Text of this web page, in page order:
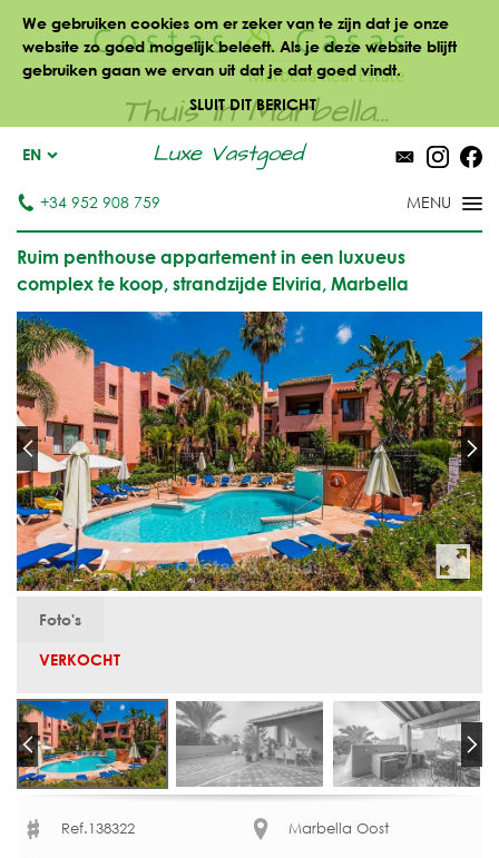
We gebruiken cookies om er zeker van te zijn dat je onze
website zo goed mogelijk beleeft. Als je deze website blijft
gebruiken gaan we ervan uit dat je dat goed vindt.
SLUIT DIT BERICHT
Thuis in Marbella...
Luxe Vastgoed
EN
+34 952 908 759
Ruim penthouse appartement in een luxueus
complex te koop, strandzijde Elviria, Marbella
Foto's
VERKOCHT
Ref.138322 Marbella Oost